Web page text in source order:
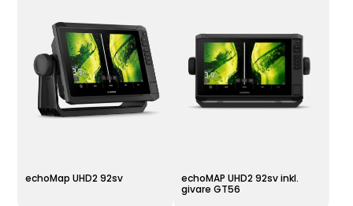
echoMap UHD2 92sv
echoMAP UHD2 92sv inkl.
givare GT56